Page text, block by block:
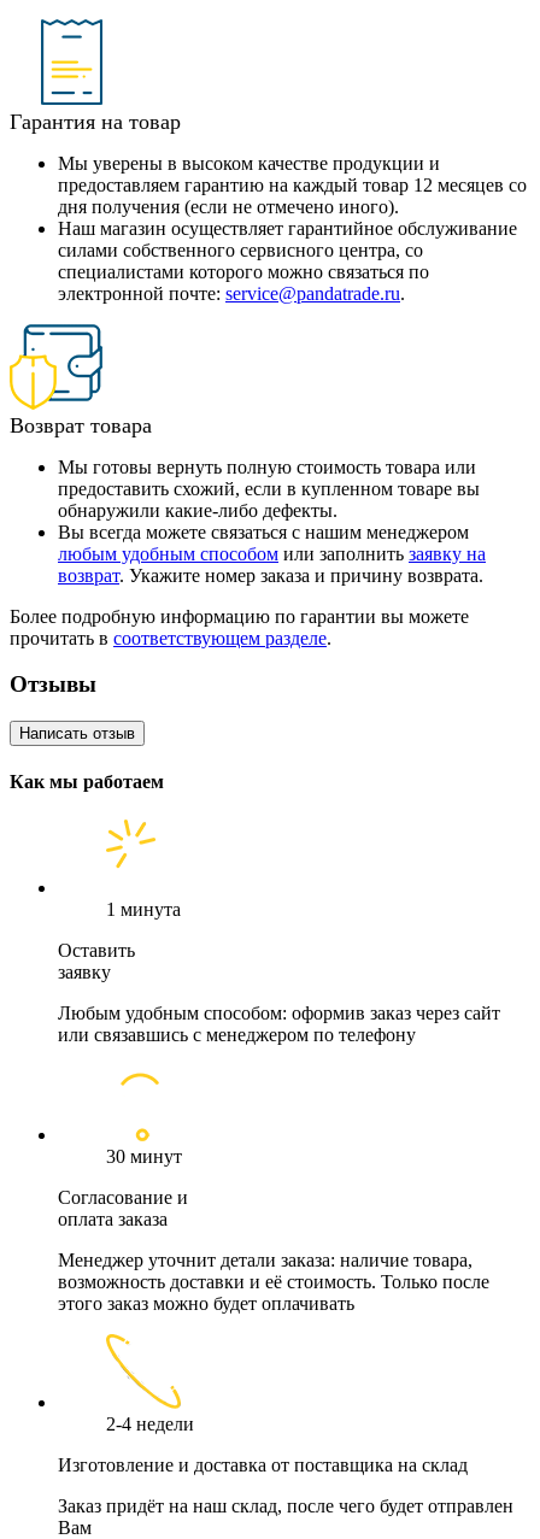
Гарантия на товар
Мы уверены в высоком качестве продукции и
предоставляем гарантию на каждый товар 12 месяцев со
дня получения (если не отмечено иного).
Наш магазин осуществляет гарантийное обслуживание
силами собственного сервисного центра, со
специалистами которого можно связаться по
электронной почте: service@pandatrade.ru.
Возврат товара
Мы готовы вернуть полную стоимость товара или
предоставить схожий, если в купленном товаре вы
обнаружили какие-либо дефекты.
Вы всегда можете связаться с нашим менеджером
любым удобным способом или заполнить заявку на
возврат. Укажите номер заказа и причину возврата.
Более подробную информацию по гарантии вы можете
прочитать в соответствующем разделе.
Отзывы
Написать отзыв
Как мы работаем
1 минута
Оставить
заявку
Любым удобным способом: оформив заказ через сайт
или связавшись с менеджером по телефону
30 минут
Согласование и
оплата заказа
Менеджер уточнит детали заказа: наличие товара,
возможность доставки и её стоимость. Только после
этого заказ можно будет оплачивать
2-4 недели
Изготовление и доставка от поставщика на склад
Заказ придёт на наш склад, после чего будет отправлен
Вам